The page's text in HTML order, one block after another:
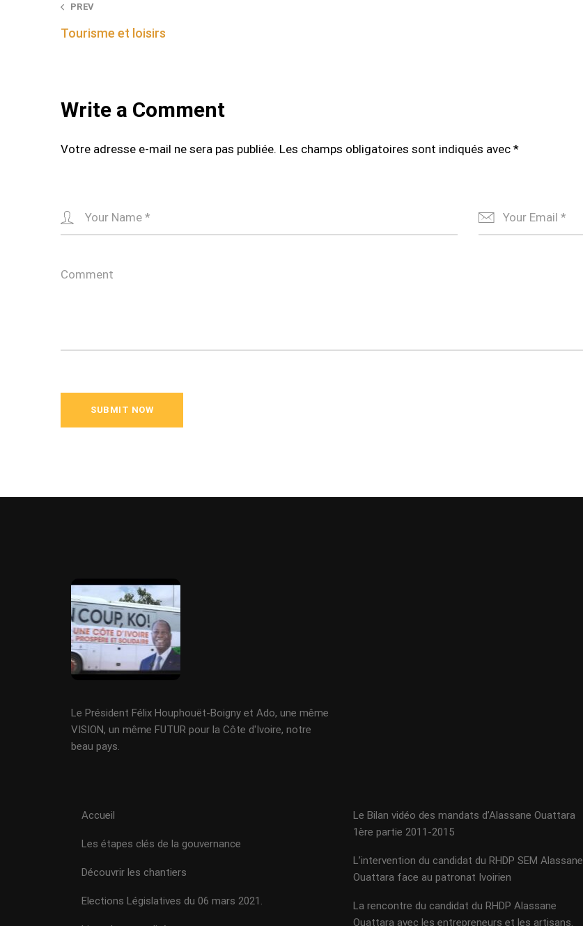
Post
navigation
PREV
Tourisme et loisirs
Write a Comment
Votre adresse e-mail ne sera pas publiée. Les champs obligatoires sont indiqués avec *
Le Président Félix Houphouët-Boigny et Ado, une même
VISION, un même FUTUR pour la Côte d'Ivoire, notre
beau pays.
Accueil
Les étapes clés de la gouvernance
Découvrir les chantiers
Elections Législatives du 06 mars 2021.
Le Bilan vidéo des mandats d’Alassane Ouattara
1ère partie 2011-2015
L’intervention du candidat du RHDP SEM Alassane
Ouattara face au patronat Ivoirien
La rencontre du candidat du RHDP Alassane
Ouattara avec les entrepreneurs et les artisans.